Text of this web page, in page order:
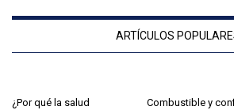
ARTÍCULOS
¿Por qué la salud
Combustible y